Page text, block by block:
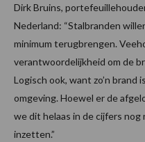
Dirk Bruins,
Nederland: “Stalbranden
minimum terugbrengen.
verantwoordelijkheid om de
Logisch ook, want zo’n brand
omgeving. Hoewel er de
we dit helaas in de cijfers
inzetten.”